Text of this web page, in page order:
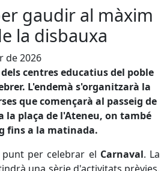
gaudir al màxim
la disbauxa
de 2026
centres educatius del poble
L'endemà s'organitzarà la
que començarà al passeig de
la plaça de l'Ateneu, on també
fins a la matinada.
per celebrar el Carnaval. La